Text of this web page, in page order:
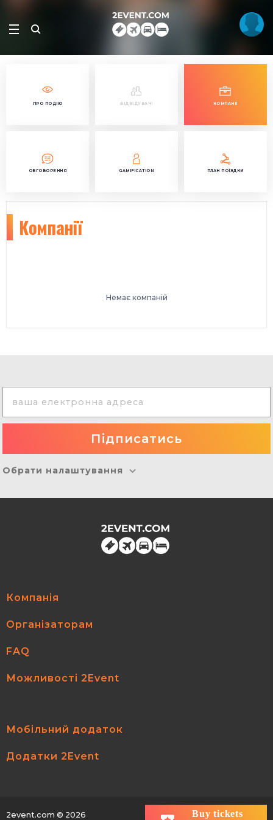
ПРО ПОДІЮ ВІДВІДУВАЧІ КОМПАНІЇ
ОБГОВОРЕННЯ GAMIFICATION ПЛАН ПОЇЗДКИ
Компанії
Немає компаній
Обрати налаштування
Компанія
Організаторам
FAQ
Можливості 2Event
Мобільний додаток
Додатки 2Event
2event.com © 2026 All rights reserved.
Buy tickets